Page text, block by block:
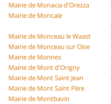
Mairie de Monacia d'Orezza
Mairie de Moncale
Mairie de Monceau le Waast
Mairie de Monceau sur Oise
Mairie de Monnes
Mairie de Mont d'Origny
Mairie de Mont Saint Jean
Mairie de Mont Saint Père
Mairie de Montbavin